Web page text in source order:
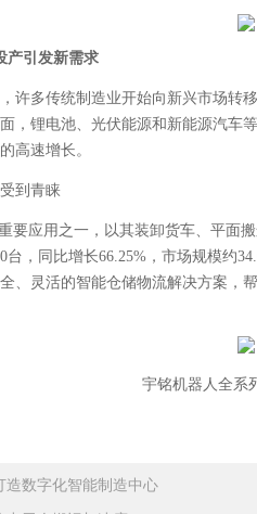
产引发新需求
许多传统制造业开始向新兴市场转
，锂电池、光伏能源和新能源汽车
高速增长。
到青睐
要应用之一，以其装卸货车、平面
台 ，同比增长66.25% ，市场规模约
、灵活的智能仓储物流解决方案，
宇铭机器人全系
造数字化智能制造中心